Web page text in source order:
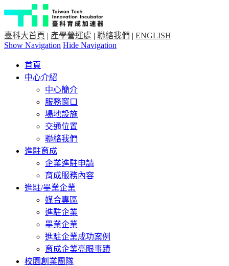
臺科大首頁 | 產學營運處 | 聯絡我們 | ENGLISH
Show Navigation Hide Navigation
首頁
中心介紹
中心簡介
服務窗口
場地設施
交通位置
聯絡我們
進駐育成
企業進駐申請
育成服務內容
進駐/畢業企業
媒合專區
進駐企業
畢業企業
進駐企業成功案例
育成企業亮眼事蹟
校園創業團隊